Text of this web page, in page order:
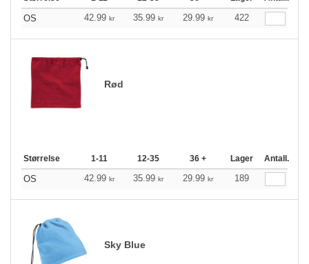
OS 42.99 kr 35.99 kr 29.99 kr 422
Rød
Størrelse 1-11 12-35 36 + Lager Antall.
OS 42.99 kr 35.99 kr 29.99 kr 189
Sky Blue